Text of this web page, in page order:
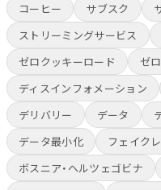
コーヒー
サブスク
ストリーミングサービス
ゼロクッキーロード
ゼ
ディスインフォメーション
デリバリー
データ
データ最小化
フェイク
ボスニア・ヘルツェゴビナ